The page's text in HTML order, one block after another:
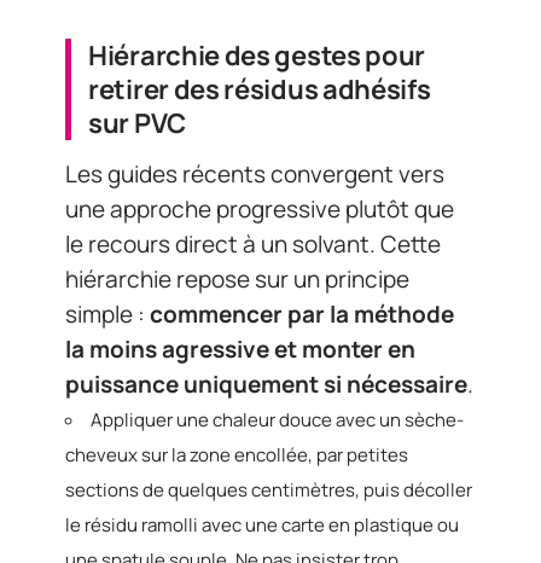
Hiérarchie des gestes pour
retirer des résidus adhésifs
sur PVC
Les guides récents convergent vers
une approche progressive plutôt que
le recours direct à un solvant. Cette
hiérarchie repose sur un principe
simple : commencer par la méthode
la moins agressive et monter en
puissance uniquement si nécessaire.
Appliquer une chaleur douce avec un sèche-
cheveux sur la zone encollée, par petites
sections de quelques centimètres, puis décoller
le résidu ramolli avec une carte en plastique ou